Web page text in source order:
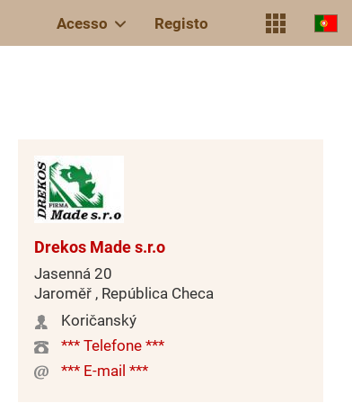
Acesso Registo
Drekos Made s.r.o
Jasenná 20
Jaroměř , República Checa
Koričanský
*** Telefone ***
*** E-mail ***